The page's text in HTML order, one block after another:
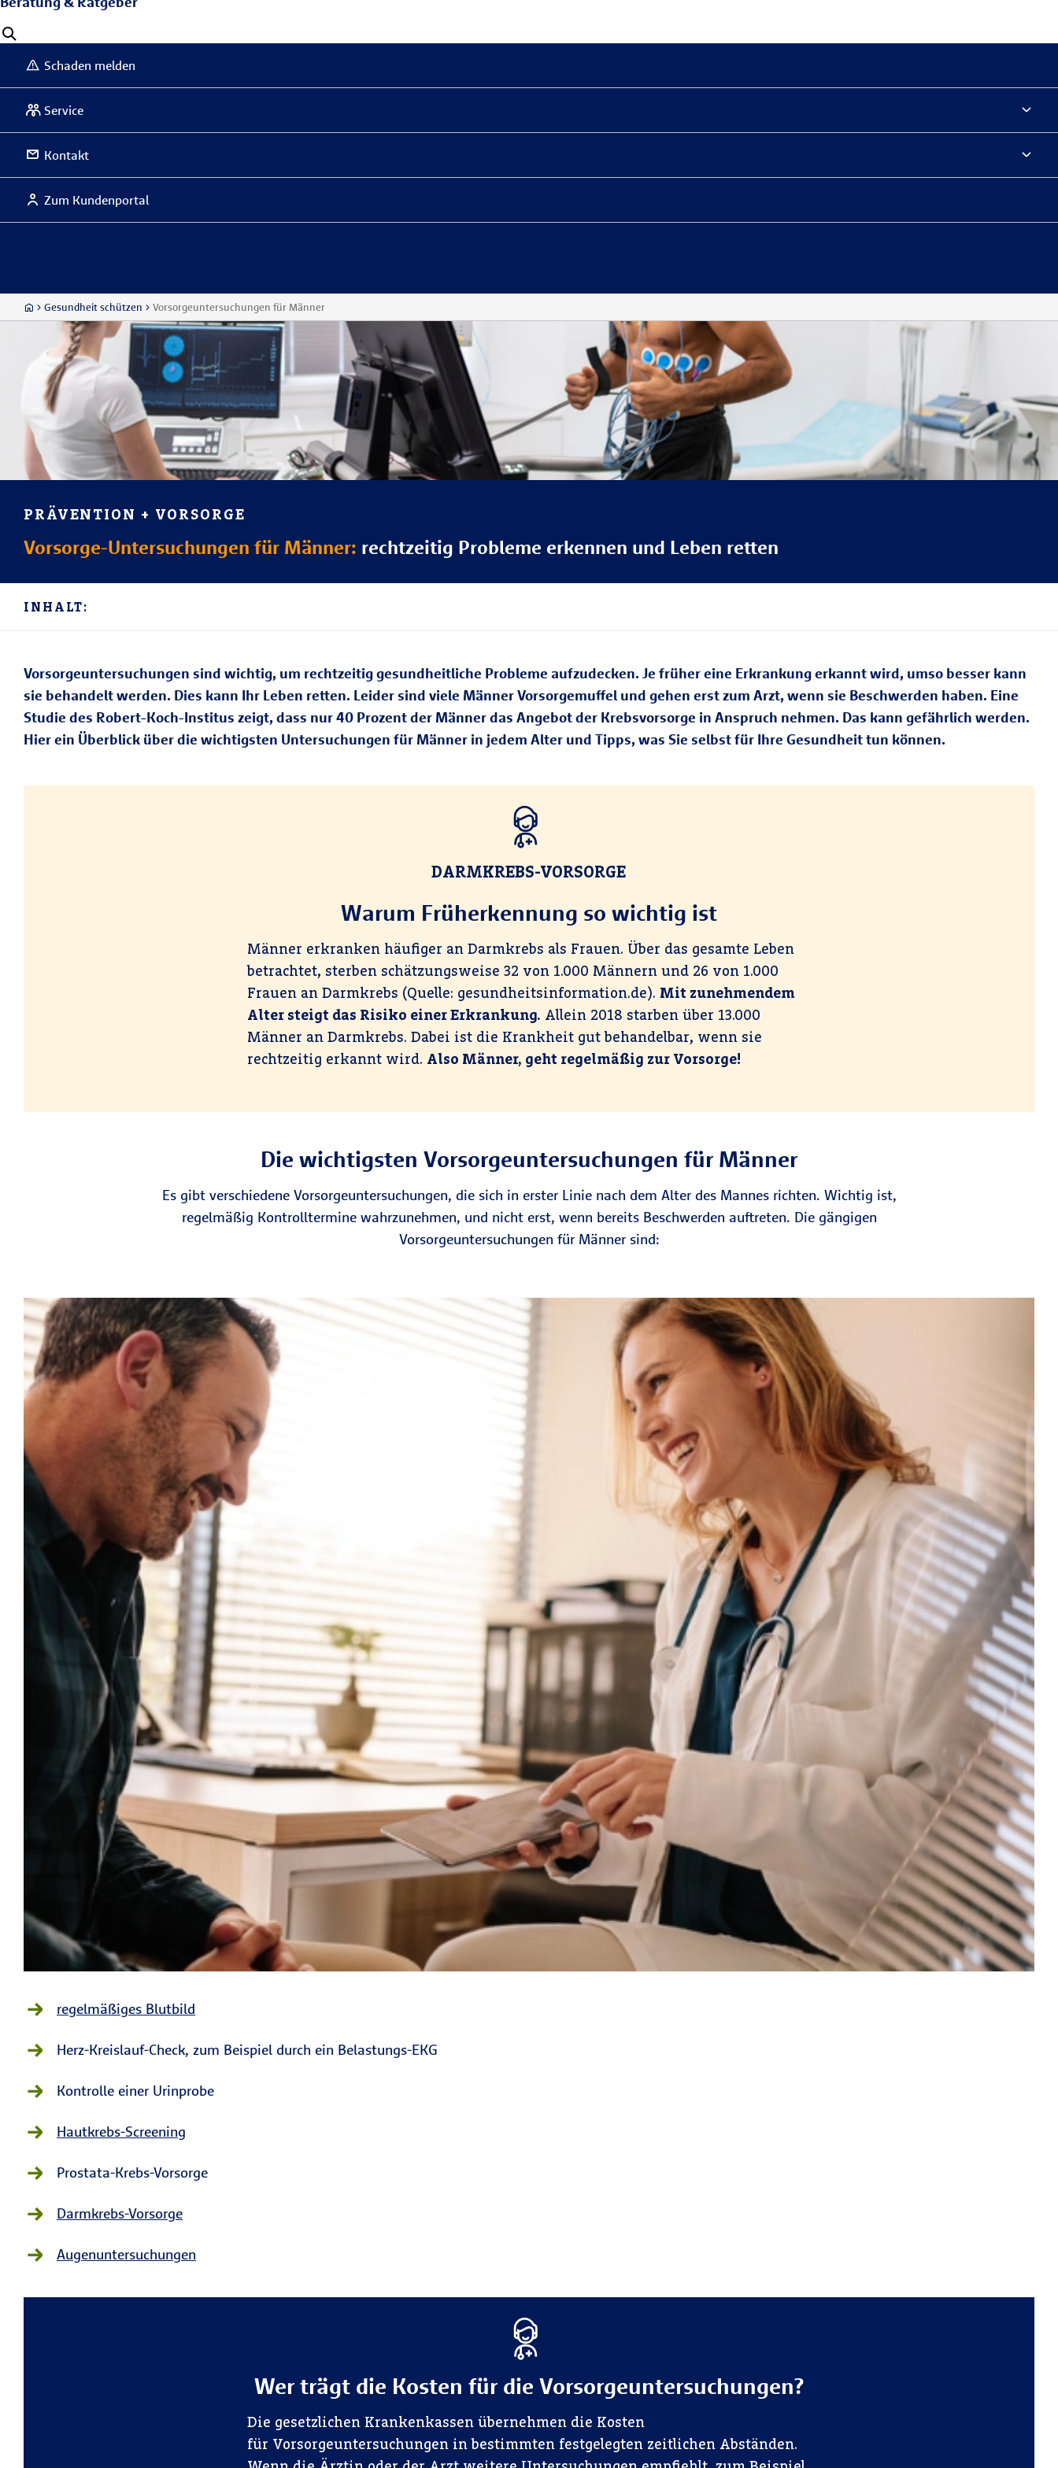
Schaden melden
Service
Kontakt
Zum Kundenportal
Gesundheit schützen Vorsorgeuntersuchungen für Männer
PRÄVENTION + VORSORGE
Vorsorge-Untersuchungen für Männer: rechtzeitig Probleme erkennen und Leben retten
INHALT:
Vorsorgeuntersuchungen sind wichtig, um rechtzeitig gesundheitliche Probleme aufzudecken. Je früher eine Erkrankung erkannt wird, umso besser kann
sie behandelt werden. Dies kann Ihr Leben retten. Leider sind viele Männer Vorsorgemuffel und gehen erst zum Arzt, wenn sie Beschwerden haben. Eine
Studie des Robert-Koch-Institus zeigt, dass nur 40 Prozent der Männer das Angebot der Krebsvorsorge in Anspruch nehmen. Das kann gefährlich werden.
Hier ein Überblick über die wichtigsten Untersuchungen für Männer in jedem Alter und Tipps, was Sie selbst für Ihre Gesundheit tun können.
DARMKREBS-VORSORGE
Warum Früherkennung so wichtig ist
Männer erkranken häufiger an Darmkrebs als Frauen. Über das gesamte Leben
betrachtet, sterben schätzungsweise 32 von 1.000 Männern und 26 von 1.000
Frauen an Darmkrebs (Quelle: gesundheitsinformation.de). Mit zunehmendem
Alter steigt das Risiko einer Erkrankung. Allein 2018 starben über 13.000
Männer an Darmkrebs. Dabei ist die Krankheit gut behandelbar, wenn sie
rechtzeitig erkannt wird. Also Männer, geht regelmäßig zur Vorsorge!
Die wichtigsten Vorsorgeuntersuchungen für Männer
Es gibt verschiedene Vorsorgeuntersuchungen, die sich in erster Linie nach dem Alter des Mannes richten. Wichtig ist,
regelmäßig Kontrolltermine wahrzunehmen, und nicht erst, wenn bereits Beschwerden auftreten. Die gängigen
Vorsorgeuntersuchungen für Männer sind:
regelmäßiges Blutbild
Herz-Kreislauf-Check, zum Beispiel durch ein Belastungs-EKG
Kontrolle einer Urinprobe
Hautkrebs-Screening
Prostata-Krebs-Vorsorge
Darmkrebs-Vorsorge
Augenuntersuchungen
Wer trägt die Kosten für die Vorsorgeuntersuchungen?
Die gesetzlichen Krankenkassen übernehmen die Kosten
für Vorsorgeuntersuchungen in bestimmten festgelegten zeitlichen Abständen.